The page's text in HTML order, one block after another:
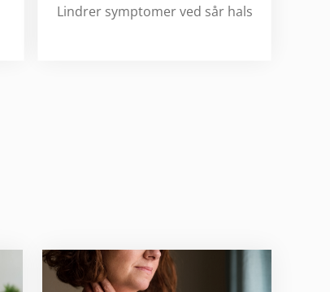
Lindrer symptomer ved sår hals